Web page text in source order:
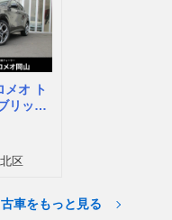
オ ト
リッド
区
車をもっと見る